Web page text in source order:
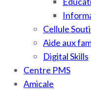
Cellule
Aide aux
Digital Skills
Centre PMS
Amicale